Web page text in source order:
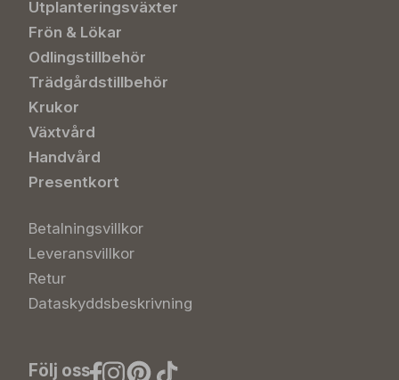
Utplanteringsväxter
Frön & Lökar
Odlingstillbehör
Trädgårdstillbehör
Krukor
Växtvård
Handvård
Presentkort
Betalningsvillkor
Leveransvillkor
Retur
Dataskyddsbeskrivning
Följ oss